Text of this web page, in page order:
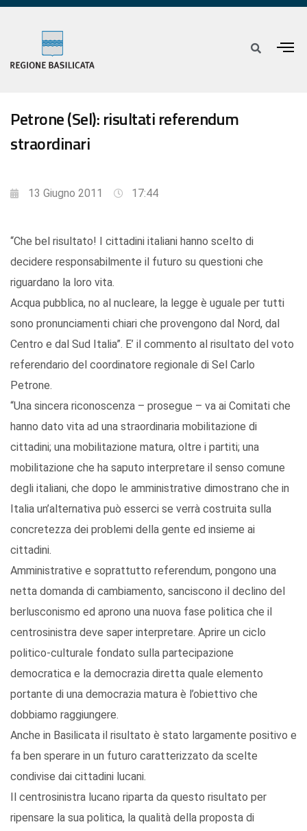
Petrone (Sel): risultati referendum
straordinari
13 Giugno 2011 17:44
“Che bel risultato! I cittadini italiani hanno scelto di
decidere responsabilmente il futuro su questioni che
riguardano la loro vita.
Acqua pubblica, no al nucleare, la legge è uguale per tutti
sono pronunciamenti chiari che provengono dal Nord, dal
Centro e dal Sud Italia”. E’ il commento al risultato del voto
referendario del coordinatore regionale di Sel Carlo
Petrone.
“Una sincera riconoscenza – prosegue – va ai Comitati che
hanno dato vita ad una straordinaria mobilitazione di
cittadini; una mobilitazione matura, oltre i partiti; una
mobilitazione che ha saputo interpretare il senso comune
degli italiani, che dopo le amministrative dimostrano che in
Italia un’alternativa può esserci se verrà costruita sulla
concretezza dei problemi della gente ed insieme ai
cittadini.
Amministrative e soprattutto referendum, pongono una
netta domanda di cambiamento, sanciscono il declino del
berlusconismo ed aprono una nuova fase politica che il
centrosinistra deve saper interpretare. Aprire un ciclo
politico-culturale fondato sulla partecipazione
democratica e la democrazia diretta quale elemento
portante di una democrazia matura è l’obiettivo che
dobbiamo raggiungere.
Anche in Basilicata il risultato è stato largamente positivo e
fa ben sperare in un futuro caratterizzato da scelte
condivise dai cittadini lucani.
Il centrosinistra lucano riparta da questo risultato per
ripensare la sua politica, la qualità della proposta di